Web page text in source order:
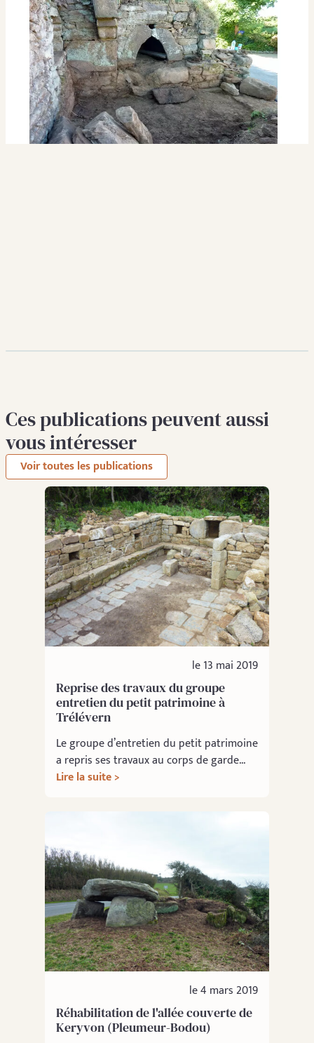
Ces publications peuvent aussi
vous intéresser
Voir toutes les publications
le 13 mai 2019
Reprise des travaux du groupe
entretien du petit patrimoine à
Trélévern
Le groupe d’entretien du petit patrimoine
a repris ses travaux au corps de garde...
Lire la suite >
le 4 mars 2019
Réhabilitation de l'allée couverte de
Keryvon (Pleumeur-Bodou)